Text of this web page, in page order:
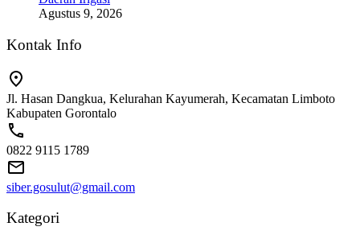
Agustus 9, 2026
Kontak Info
Jl. Hasan Dangkua, Kelurahan Kayumerah, Kecamatan Limboto
Kabupaten Gorontalo
0822 9115 1789
siber.gosulut@gmail.com
Kategori